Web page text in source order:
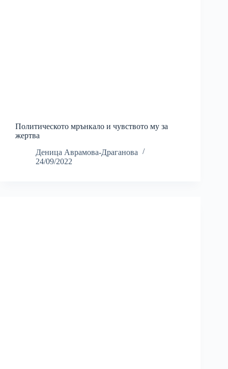
Политическото мрънкало и чувството му за
жертва
Деница Аврамова-Драганова
24/09/2022